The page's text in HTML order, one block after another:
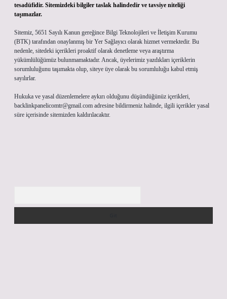
tesadüfidir. Sitemizdeki bilgiler taslak halindedir ve tavsiye niteliği
taşımazlar.
Sitemiz, 5651 Sayılı Kanun gereğince Bilgi Teknolojileri ve İletişim Kurumu
(BTK) tarafından onaylanmış bir Yer Sağlayıcı olarak hizmet vermektedir. Bu
nedenle, sitedeki içerikleri proaktif olarak denetleme veya araştırma
yükümlülüğümüz bulunmamaktadır. Ancak, üyelerimiz yazdıkları içeriklerin
sorumluluğunu taşımakta olup, siteye üye olarak bu sorumluluğu kabul etmiş
sayılırlar.
Hukuka ve yasal düzenlemelere aykırı olduğunu düşündüğünüz içerikleri,
backlinkpanelicomtr@gmail.com adresine bildirmeniz halinde, ilgili içerikler yasal
süre içerisinde sitemizden kaldırılacaktır.